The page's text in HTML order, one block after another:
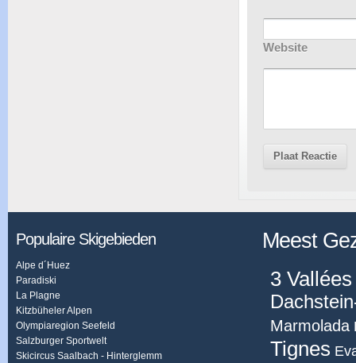
Website
Populaire Skigebieden
Alpe d´Huez
Paradiski
La Plagne
Kitzbüheler Alpen
Olympiaregion Seefeld
Salzburger Sportwelt
Skicircus Saalbach - Hinterglemm
Meest
3 Vallées
Marmolada
Tignes